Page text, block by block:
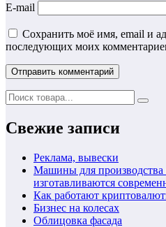
E-mail
Сохранить моё имя, email и
последующих моих
Свежие записи
Реклама, вывески
Машины для производства
изготавливаются
Как работают
Бизнес на колесах
Облицовка фасада